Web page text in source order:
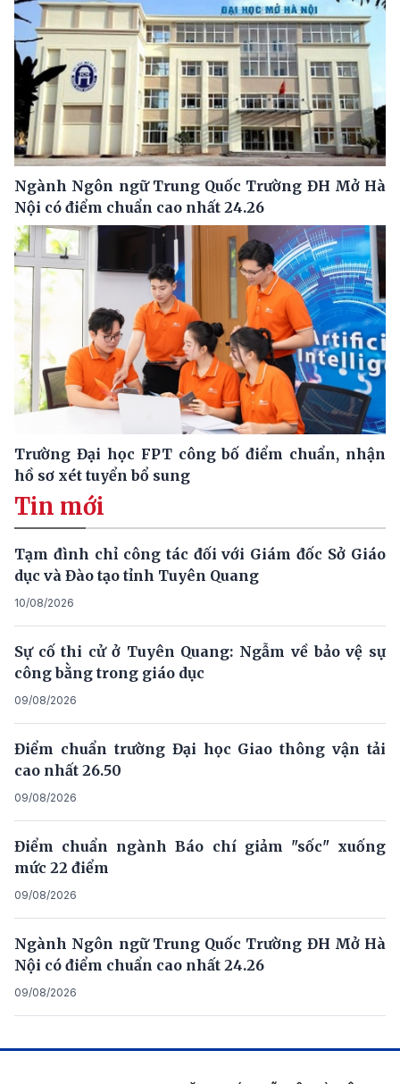
Ngành Ngôn ngữ Trung Quốc Trường ĐH Mở Hà
Nội có điểm chuẩn cao nhất 24.26
Trường Đại học FPT công bố điểm chuẩn, nhận
hồ sơ xét tuyển bổ sung
Tin mới
Tạm đình chỉ công tác đối với Giám đốc Sở Giáo
dục và Đào tạo tỉnh Tuyên Quang
10/08/2026
Sự cố thi cử ở Tuyên Quang: Ngẫm về bảo vệ sự
công bằng trong giáo dục
09/08/2026
Điểm chuẩn trường Đại học Giao thông vận tải
cao nhất 26.50
09/08/2026
Điểm chuẩn ngành Báo chí giảm "sốc" xuống
mức 22 điểm
09/08/2026
Ngành Ngôn ngữ Trung Quốc Trường ĐH Mở Hà
Nội có điểm chuẩn cao nhất 24.26
09/08/2026